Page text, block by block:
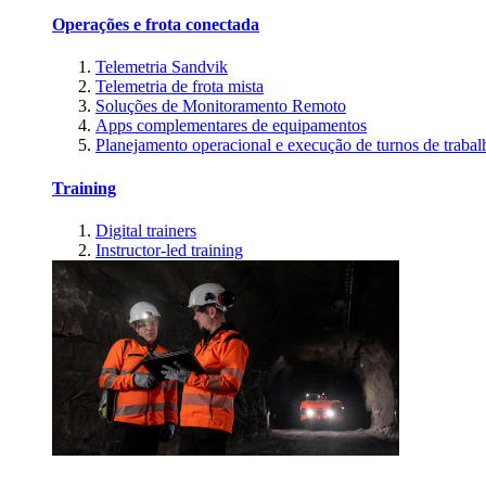
Operações e frota conectada
Telemetria Sandvik
Telemetria de frota mista
Soluções de Monitoramento Remoto
Apps complementares de equipamentos
Planejamento operacional e execução de turnos de
Training
Digital trainers
Instructor-led training